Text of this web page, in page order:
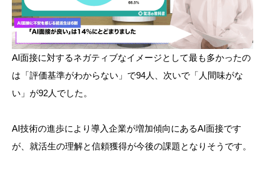
AI面接に対するネガティブなイメージとして最も多かったの
は「評価基準がわからない」で94人、次いで「人間味がな
い」が92人でした。
AI技術の進歩により導入企業が増加傾向にあるAI面接です
が、就活生の理解と信頼獲得が今後の課題となりそうです。